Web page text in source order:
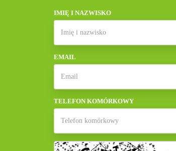
IMIĘ I NAZWISKO
EMAIL
TELEFON KOMÓRKOWY